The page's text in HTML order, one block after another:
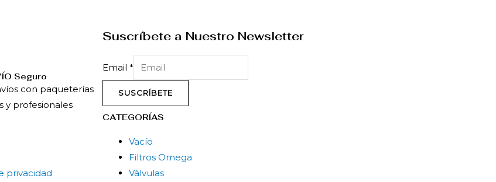
Seguro
con paqueterías
y profesionales
Suscríbete a Nuestro Newsletter
Email *
SUSCRÍBETE
privacidad
CATEGORÍAS
Vacío
Filtros Omega
Válvulas